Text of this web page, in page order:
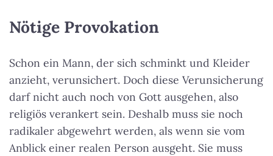
Nötige Provokation
Schon ein Mann, der sich schminkt und Kleider
anzieht, verunsichert. Doch diese Verunsicherung
darf nicht auch noch von Gott ausgehen, also
religiös verankert sein. Deshalb muss sie noch
radikaler abgewehrt werden, als wenn sie vom
Anblick einer realen Person ausgeht. Sie muss